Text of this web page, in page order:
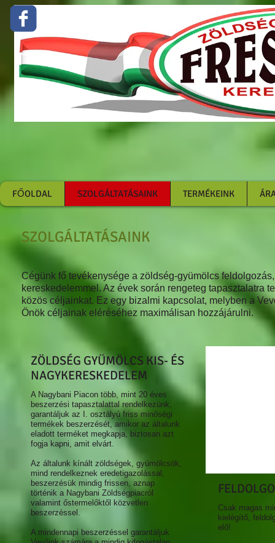
Zöldség gyümölcs
google-site-
3SPkU
FŐOLDAL SZOLGÁLTATÁSAINK TERMÉKEINK
SZOLGÁLTATÁSAINK
Cégünk fő tevékenysége a zöldség-gyümölcs
kereskedelemmel. Az évek során rengeteg tapasztalatra
közös céljainkat. Ez egy bizalmi kapcsolat, melyben a
Önök céljainak eléréséhez maximálisan hozzájárulni.
ZÖLDSÉG GYÜMÖLCS KIS- ÉS
NAGYKERESKEDELEM
A Nagybani Piacon több, mint 20 éves
beszerzési tapasztalattal rendelkezünk,
garantáljuk az I. osztályú friss minőségi
termékek beszerzését, amikor az általunk
eladott terméket megkapja, biztosan azt
fogja kapni, amit elvárt.
Az általunk kínált zöldségek, gyümölcsök,
mind rendelkeznek eredetigazolással,
beszerzésük mindig frissen, aznap
történik a Nagybani Zöldségpiacról
valamint őstermelőktől közvetlen
beszerzéssel.
A mindennapi beszerzéssel garantáljuk
Csak magas
kielégítő,
elő!